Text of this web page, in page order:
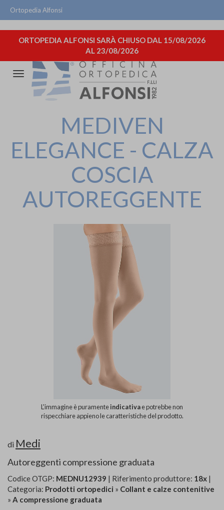
Ortopedia Alfonsi
ORTOPEDIA ALFONSI SARÀ CHIUSO DAL 15/08/2026
AL 23/08/2026
Attiva/disattiva
navigazione
MEDIVEN
ELEGANCE - CALZA
COSCIA
AUTOREGGENTE
L'immagine è puramenteindicativae potrebbe non
rispecchiare appieno le caratteristiche del prodotto.
di Medi
Autoreggenti compressione graduata
Codice OTGP: MEDNU12939 | Riferimento produttore: 18x |
Categoria: Prodotti ortopedici » Collant e calze contenitive
» A compressione graduata